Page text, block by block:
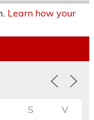
Learn how your
S V